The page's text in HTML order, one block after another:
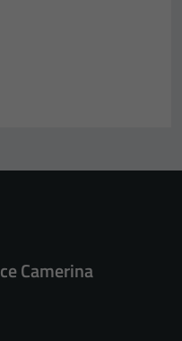
Camerina